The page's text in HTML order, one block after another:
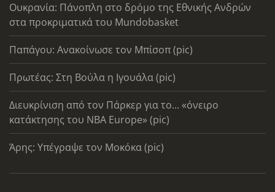
Ουκρανία: Πάνοπλη στο δρόμο της Εθνικής Ανδρών
στα προκριματικά του Mundobasket
Παπάγου: Ανακοίνωσε τον Μπίσοπ (pic)
Πρωτέας: Στη Βούλα η Ιγουάλα (pic)
Διευκρίνιση από τον Πάρκερ για το... «όνειρο
κατάκτησης του ΝΒΑ Europe» (pic)
Άρης: Υπέγραψε τον Μοκόκα (pic)